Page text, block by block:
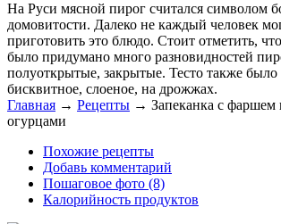
На Руси мясной пирог считался символом
домовитости. Далеко не каждый человек
приготовить это блюдо. Стоит отметить,
было придумано много разновидностей
полуоткрытые, закрытые. Тесто также
бисквитное, слоеное, на дрожжах.
Главная → Рецепты → Запеканка с
огурцами
Похожие рецепты
Добавь комментарий
Пошаговое фото (8)
Калорийность продуктов